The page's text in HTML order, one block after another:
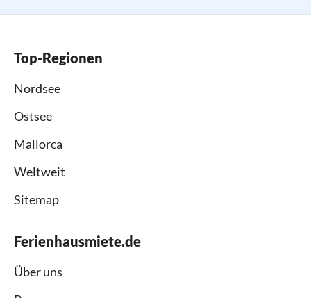
Top-Regionen
Nordsee
Ostsee
Mallorca
Weltweit
Sitemap
Ferienhausmiete.de
Über uns